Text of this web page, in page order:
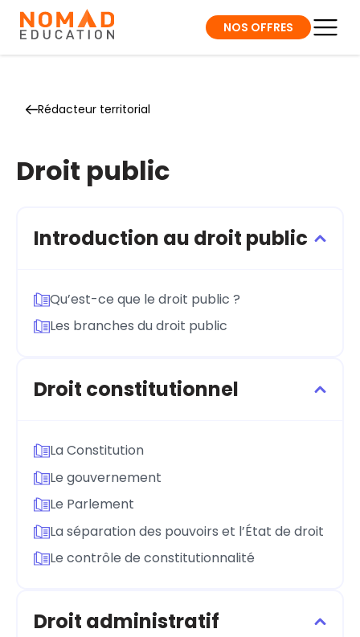
NOS OFFRES
Rédacteur territorial
Droit public
Introduction au droit public
Qu’est-ce que le droit public ?
Les branches du droit public
Droit constitutionnel
La Constitution
Le gouvernement
Le Parlement
La séparation des pouvoirs et l’État de droit
Le contrôle de constitutionnalité
Droit administratif